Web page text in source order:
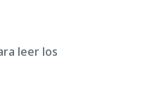
leer los